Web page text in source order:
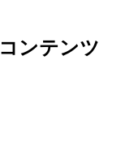
ンテンツ